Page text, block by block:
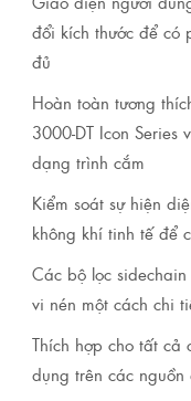
đổi kích thước để có
đủ
Hoàn toàn tương
3000-DT Icon
dạng trình cắm
Kiểm soát sự hiện
không khí tinh tế để
Các bộ lọc
vi nén một cách chi
Thích hợp cho tất
dụng trên các